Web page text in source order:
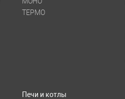
ТЕРМО
Печи и котлы